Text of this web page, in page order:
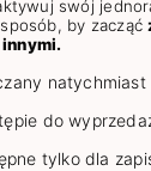
swój
by zacząć
natychmiast
do
tylko dla